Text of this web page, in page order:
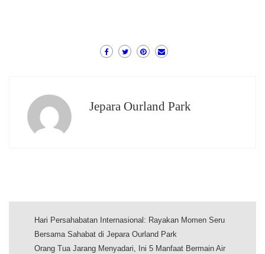
Jepara Ourland Park
Hari Persahabatan Internasional: Rayakan Momen Seru
Bersama Sahabat di Jepara Ourland Park
Orang Tua Jarang Menyadari, Ini 5 Manfaat Bermain Air